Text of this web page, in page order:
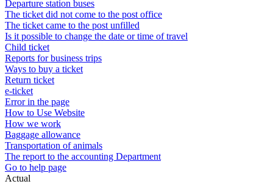
Departure station buses
The ticket did not come to the post office
The ticket came to the post unfilled
Is it possible to change the date or time of travel
Child ticket
Reports for business trips
Ways to buy a ticket
Return ticket
e-ticket
Error in the page
How to Use Website
How we work
Baggage allowance
Transportation of animals
The report to the accounting Department
Go to help page
Actual